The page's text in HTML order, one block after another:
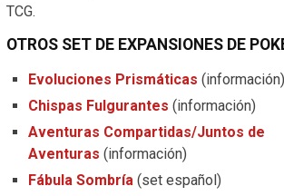
TCG.
OTROS SET DE EXPANSIONES DE
Evoluciones Prismáticas (información)
Chispas Fulgurantes (información)
Aventuras Compartidas/Juntos de
Aventuras (información)
Fábula Sombría (set español)